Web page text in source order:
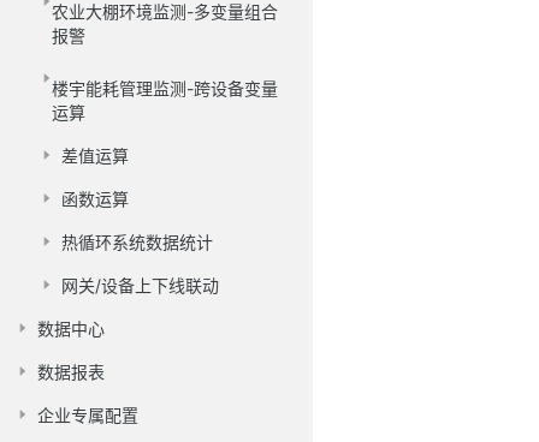
农业大棚环境监测-多变量组合
报警
楼宇能耗管理监测-跨设备变量
运算
差值运算
函数运算
热循环系统数据统计
网关/设备上下线联动
数据中心
数据报表
企业专属配置